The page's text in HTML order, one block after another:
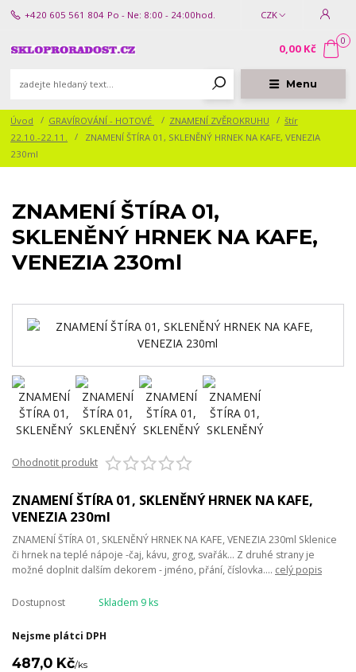
Menu
CZK
+420 605 561 804 Po - Ne: 8:00 - 24:00hod.
0
0,00 Kč
Úvod GRAVÍROVÁNÍ - HOTOVÉ ZNAMENÍ ZVĚROKRUHU
štír
22.10.-22.11.
ZNAMENÍ ŠTÍRA 01, SKLENĚNÝ HRNEK NA KAFE, VENEZIA
230ml
ZNAMENÍ ŠTÍRA 01,
SKLENĚNÝ HRNEK NA KAFE,
VENEZIA 230ml
Ohodnotit produkt
ZNAMENÍ ŠTÍRA 01, SKLENĚNÝ HRNEK NA KAFE,
VENEZIA 230ml
ZNAMENÍ ŠTÍRA 01, SKLENĚNÝ HRNEK NA KAFE, VENEZIA 230ml Sklenice
či hrnek na teplé nápoje -čaj, kávu, grog, svařák... Z druhé strany je
možné doplnit dalším dekorem - jméno, přání, číslovka.... celý popis
Dostupnost Skladem 9 ks
Nejsme plátci DPH
487,0 Kč/ks